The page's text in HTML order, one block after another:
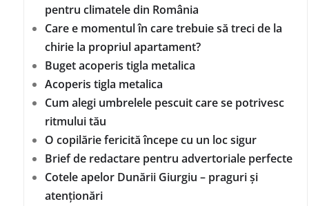
pentru climatele din România
Care e momentul în care trebuie să treci de la
chirie la propriul apartament?
Buget acoperis tigla metalica
Acoperis tigla metalica
Cum alegi umbrelele pescuit care se potrivesc
ritmului tău
O copilărie fericită începe cu un loc sigur
Brief de redactare pentru advertoriale perfecte
Cotele apelor Dunării Giurgiu – praguri și
atenționări